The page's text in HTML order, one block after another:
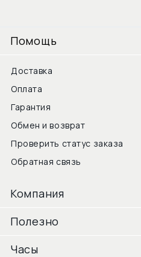
Помощь
Доставка
Оплата
Гарантия
Обмен и возврат
Проверить статус заказа
Обратная связь
Компания
Полезно
Часы